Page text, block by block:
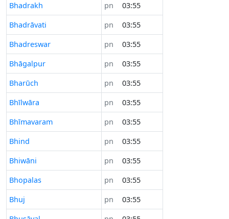
Bhadrakh
pn
03:55
Bhadrāvati
pn
03:55
Bhadreswar
pn
03:55
Bhāgalpur
pn
03:55
Bharūch
pn
03:55
Bhīlwāra
pn
03:55
Bhīmavaram
pn
03:55
Bhind
pn
03:55
Bhiwāni
pn
03:55
Bhopalas
pn
03:55
Bhuj
pn
03:55